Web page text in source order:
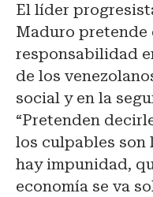
El líder
Maduro pretende
responsabilidad
de los
social y en la
“Pretenden
los culpables son
hay impunidad,
economía se va